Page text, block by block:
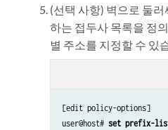
(선택 사항) 벽으로 둘
하는 접두사 목록을 정
별 주소를 지정할 수 있
[edit policy-options]
user@host# set prefix-